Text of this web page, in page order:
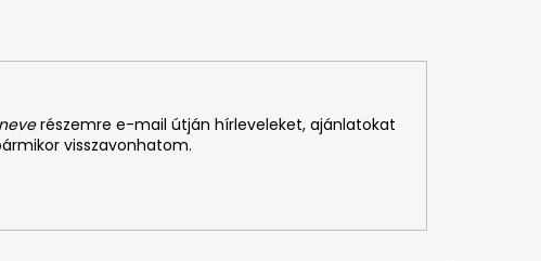
részemre e-mail útján hírleveleket, ajánlatokat
visszavonhatom.